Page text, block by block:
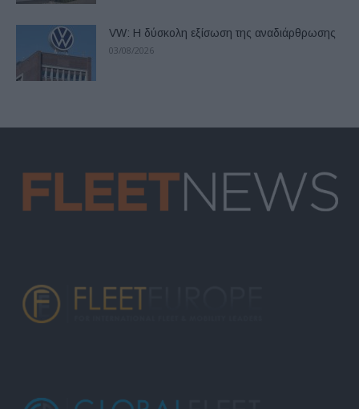
VW: Η δύσκολη εξίσωση της αναδιάρθρωσης
03/08/2026